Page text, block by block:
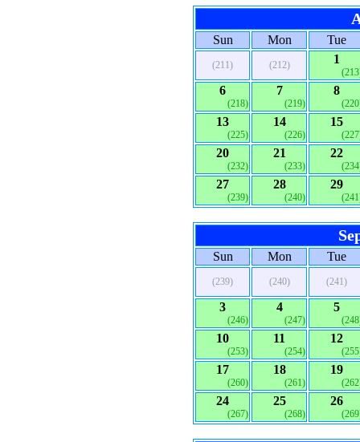
Sun Mon Tue
(211) (212) 1
6
(218)
7
(219)
8
13
(225)
14
(226)
15
20
(232)
21
(233)
22
27
(239)
28
(240)
29
Sun Mon Tue
(239) (240) (241)
3
(246)
4
(247)
5
10
(253)
11
(254)
12
17
(260)
18
(261)
19
24
(267)
25
(268)
26